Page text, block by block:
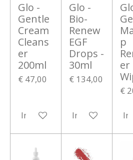
Glo -
Gentle
Cream
Cleans
er
200ml
€ 47,00
In winkelwagen
Glo -
Bio-
Renew
EGF
Drops -
30ml
€ 134,00
In winkelwagen
p
er
€
In